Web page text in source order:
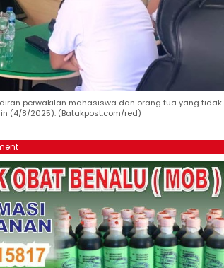
perwakilan mahasiswa dan orang tua yang tidak
(4/8/2025). (Batakpost.com/red)